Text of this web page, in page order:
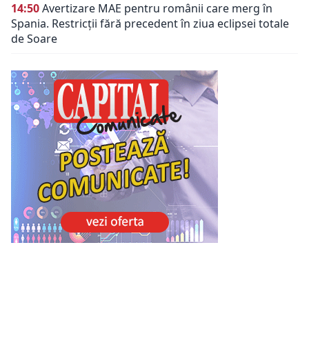
14:50Avertizare MAE pentru românii care merg în
Spania. Restricții fără precedent în ziua eclipsei totale
de Soare